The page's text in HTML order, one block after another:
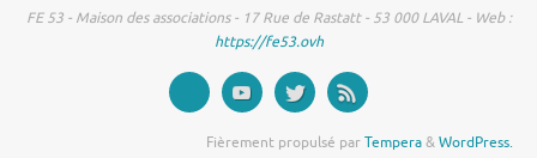
FE 53 - Maison des associations - 17 Rue de Rastatt - 53 000 LAVAL - Web :
https://fe53.ovh
Fièrement propulsé parTempera&WordPress.